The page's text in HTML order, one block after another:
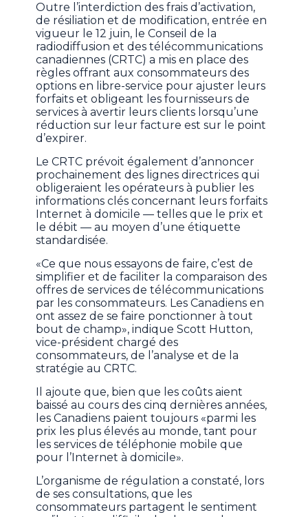
Outre l’interdiction des frais d’activation,
de résiliation et de modification, entrée en
vigueur le 12 juin, le Conseil de la
radiodiffusion et des télécommunications
canadiennes (CRTC) a mis en place des
règles offrant aux consommateurs des
options en libre-service pour ajuster leurs
forfaits et obligeant les fournisseurs de
services à avertir leurs clients lorsqu’une
réduction sur leur facture est sur le point
d’expirer.
Le CRTC prévoit également d’annoncer
prochainement des lignes directrices qui
obligeraient les opérateurs à publier les
informations clés concernant leurs forfaits
Internet à domicile — telles que le prix et
le débit — au moyen d’une étiquette
standardisée.
«Ce que nous essayons de faire, c’est de
simplifier et de faciliter la comparaison des
offres de services de télécommunications
par les consommateurs. Les Canadiens en
ont assez de se faire ponctionner à tout
bout de champ», indique Scott Hutton,
vice-président chargé des
consommateurs, de l’analyse et de la
stratégie au CRTC.
Il ajoute que, bien que les coûts aient
baissé au cours des cinq dernières années,
les Canadiens paient toujours «parmi les
prix les plus élevés au monde, tant pour
les services de téléphonie mobile que
pour l’Internet à domicile».
L’organisme de régulation a constaté, lors
de ses consultations, que les
consommateurs partagent le sentiment